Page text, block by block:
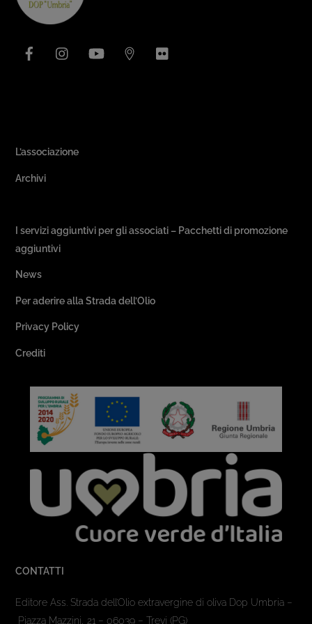
YouTube
L’associazione
Archivi
I servizi aggiuntivi per gli associati – Pacchetti di promozione
aggiuntivi
News
Per aderire alla Strada dell’Olio
Privacy Policy
Crediti
CONTATTI
Editore Ass. Strada dell’Olio extravergine di oliva Dop Umbria –
Piazza Mazzini, 21 – 06039 – Trevi (PG)